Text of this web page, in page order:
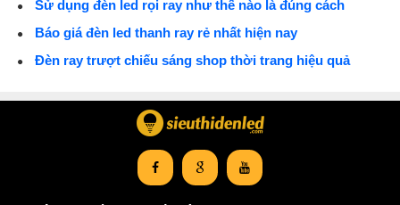
Sử dụng đèn led rọi ray như thế nào là đúng cách
Báo giá đèn led thanh ray rẻ nhất hiện nay
Đèn ray trượt chiếu sáng shop thời trang hiệu quả